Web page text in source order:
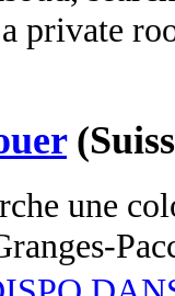
private
une